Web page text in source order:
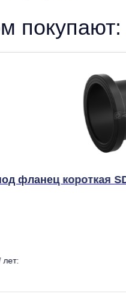
покупают:
фланец короткая
лет: